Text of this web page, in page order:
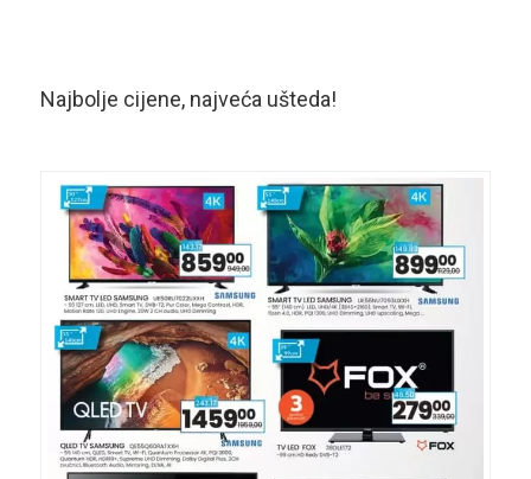
Najbolje cijene, najveća ušteda!